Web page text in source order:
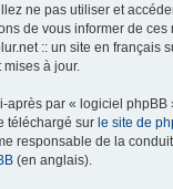
ne pas utiliser et
de vous informer de
:: un site en
à jour.
après par « logiciel
téléchargé sur le site de
responsable de la
(en anglais).